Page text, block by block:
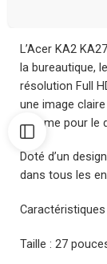
L’Acer KA2
la bureautique,
résolution Full
une image
comme pour le
Doté d’un
dans tous les
Taille : 27